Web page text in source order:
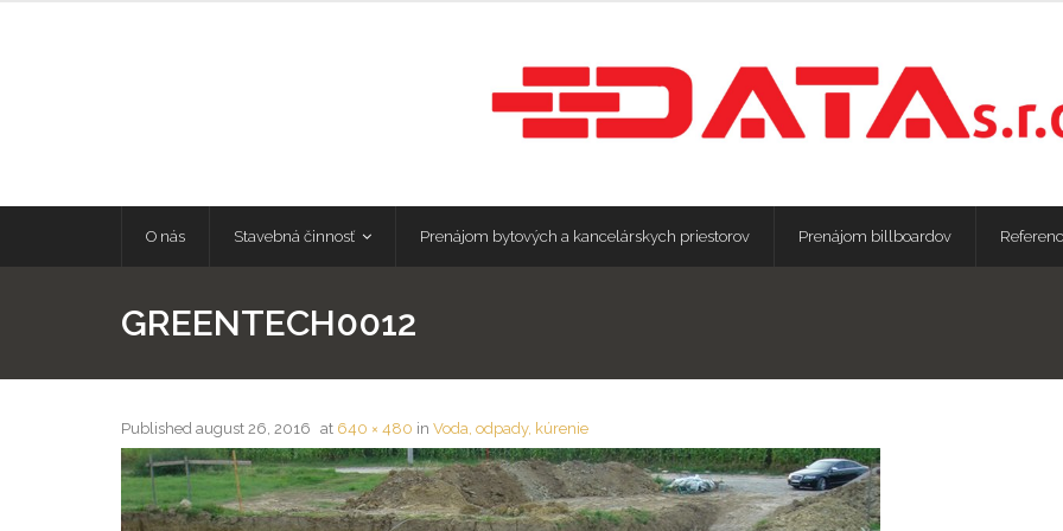
O nás Stavebná činnosť Prenájom bytových a kancelárskych priestorov Prenájom billboardov
GREENTECH0012
Published august 26, 2016 at 640 × 480 in Voda, odpady, kúrenie